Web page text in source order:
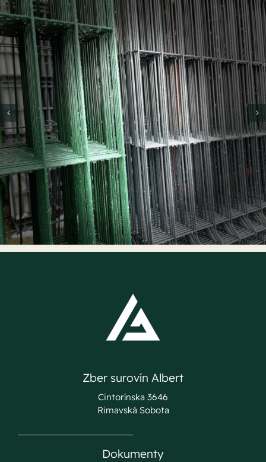
Zber surovín Albert
Cintorínska 3646
Rimavská Sobota
Dokumenty